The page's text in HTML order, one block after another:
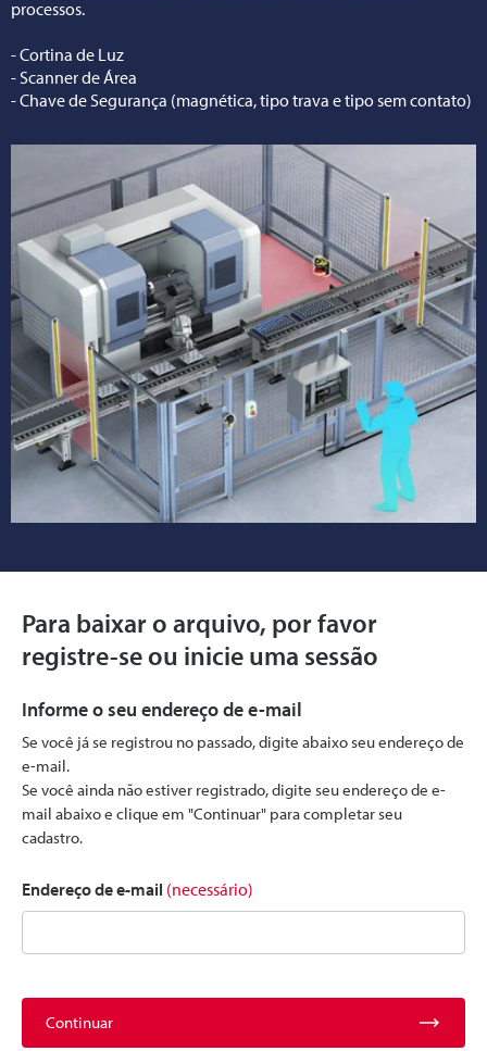
processos.
- Cortina de Luz
- Scanner de Área
- Chave de Segurança (magnética, tipo trava e tipo sem contato)
Para baixar o arquivo, por favor
registre-se ou inicie uma sessão
Informe o seu endereço de e-mail
Se você já se registrou no passado, digite abaixo seu endereço de
e-mail.
Se você ainda não estiver registrado, digite seu endereço de e-
mail abaixo e clique em "Continuar" para completar seu
cadastro.
Endereço de e-mail (necessário)
Continuar